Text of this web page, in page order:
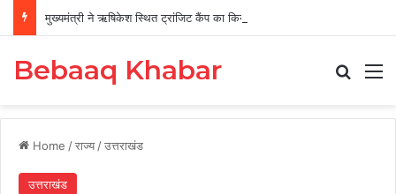
मुख्यमंत्री ने ऋषिकेश स्थित ट्रांजिट कैंप का किया औचक निरीक्षण
Bebaaq Khabar
Home /राज्य /उत्तराखंड
उत्तराखंड